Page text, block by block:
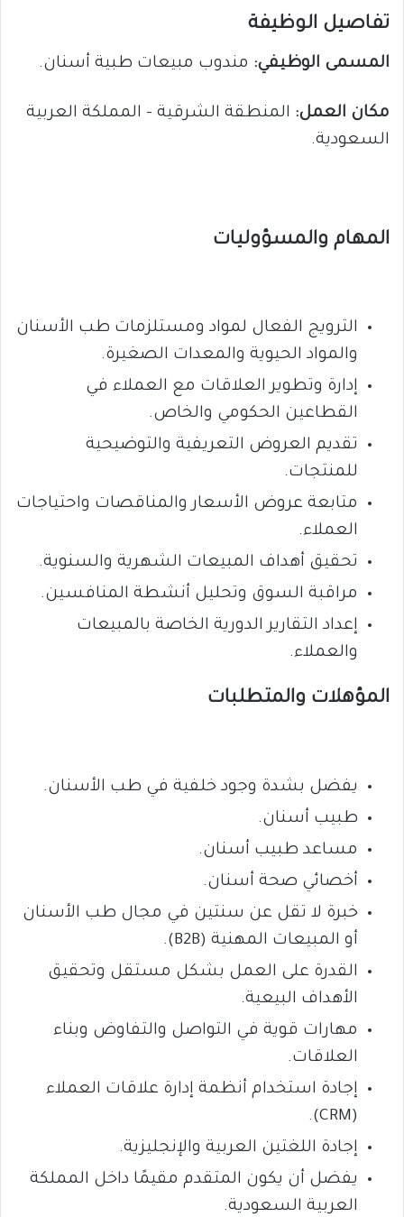
تفاصيل الوظيفة
المسمى الوظيفي: مندوب مبيعات طبية أسنان.
مكان العمل: المنطقة الشرقية – المملكة العربية
السعودية.
المهام والمسؤوليات
الترويج الفعال لمواد ومستلزمات طب الأسنان
والمواد الحيوية والمعدات الصغيرة.
إدارة وتطوير العلاقات مع العملاء في
القطاعين الحكومي والخاص.
تقديم العروض التعريفية والتوضيحية
للمنتجات.
متابعة عروض الأسعار والمناقصات واحتياجات
العملاء.
تحقيق أهداف المبيعات الشهرية والسنوية.
مراقبة السوق وتحليل أنشطة المنافسين.
إعداد التقارير الدورية الخاصة بالمبيعات
والعملاء.
المؤهلات والمتطلبات
يفضل بشدة وجود خلفية في طب الأسنان.
طبيب أسنان.
مساعد طبيب أسنان.
أخصائي صحة أسنان.
خبرة لا تقل عن سنتين في مجال طب الأسنان
أو المبيعات المهنية (B2B).
القدرة على العمل بشكل مستقل وتحقيق
الأهداف البيعية.
مهارات قوية في التواصل والتفاوض وبناء
العلاقات.
إجادة استخدام أنظمة إدارة علاقات العملاء
(CRM).
إجادة اللغتين العربية والإنجليزية.
يفضل أن يكون المتقدم مقيمًا داخل المملكة
العربية السعودية.